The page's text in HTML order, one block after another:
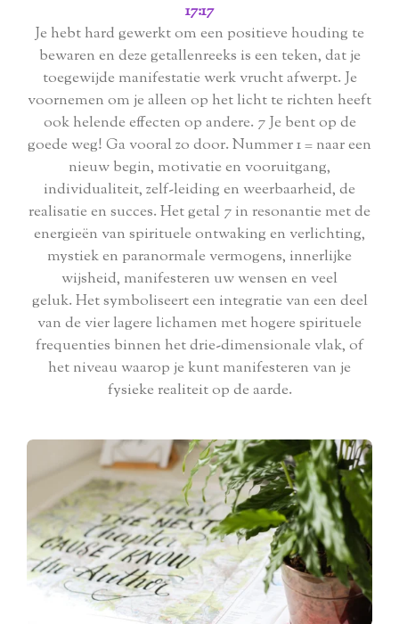
17:17
Je hebt hard gewerkt om een positieve houding te
bewaren en deze getallenreeks is een teken, dat je
toegewijde manifestatie werk vrucht afwerpt. Je
voornemen om je alleen op het licht te richten heeft
ook helende effecten op andere. 7 Je bent op de
goede weg! Ga vooral zo door. Nummer 1 = naar een
nieuw begin, motivatie en vooruitgang,
individualiteit, zelf-leiding en weerbaarheid, de
realisatie en succes. Het getal 7 in resonantie met de
energieën van spirituele ontwaking en verlichting,
mystiek en paranormale vermogens, innerlijke
wijsheid, manifesteren uw wensen en veel
geluk. Het symboliseert een integratie van een deel
van de vier lagere lichamen met hogere spirituele
frequenties binnen het drie-dimensionale vlak, of
het niveau waarop je kunt manifesteren van je
fysieke realiteit op de aarde.